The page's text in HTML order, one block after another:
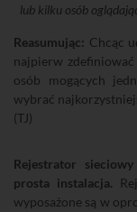
lub kilku osób
Reasumując: Chcąc
najpierw
osób mogących
wybrać
(TJ)
Rejestrator
prosta instalacja.
wyposażone są w